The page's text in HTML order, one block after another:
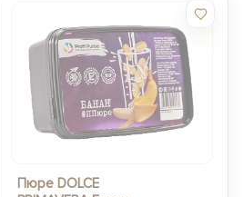
Пюре DOLCE